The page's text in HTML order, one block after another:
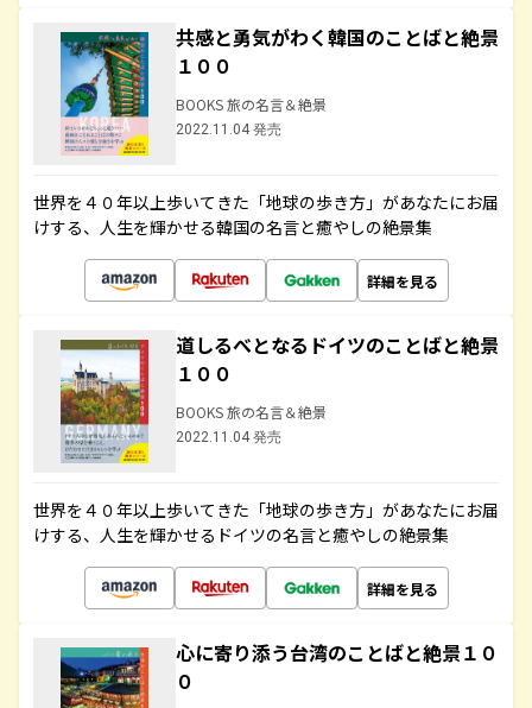
共感と勇気がわく韓国のことばと絶景
１００
BOOKS 旅の名言＆絶景
2022.11.04 発売
世界を４０年以上歩いてきた「地球の歩き方」があなたにお届
けする、人生を輝かせる韓国の名言と癒やしの絶景集
詳細を見る
道しるべとなるドイツのことばと絶景
１００
BOOKS 旅の名言＆絶景
2022.11.04 発売
世界を４０年以上歩いてきた「地球の歩き方」があなたにお届
けする、人生を輝かせるドイツの名言と癒やしの絶景集
詳細を見る
心に寄り添う台湾のことばと絶景１０
０